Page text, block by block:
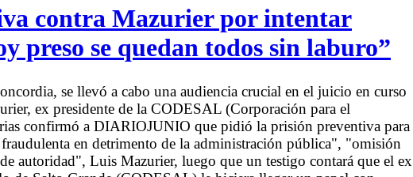
contra Mazurier por intentar
preso se quedan todos sin laburo”
se llevó a cabo una audiencia crucial en el juicio en curso
ex presidente de la CODESAL (Corporación para el
confirmó a DIARIOJUNIO que pidió la prisión preventiva para
en detrimento de la administración pública", "omisión
autoridad", Luis Mazurier, luego que un testigo contará que el ex